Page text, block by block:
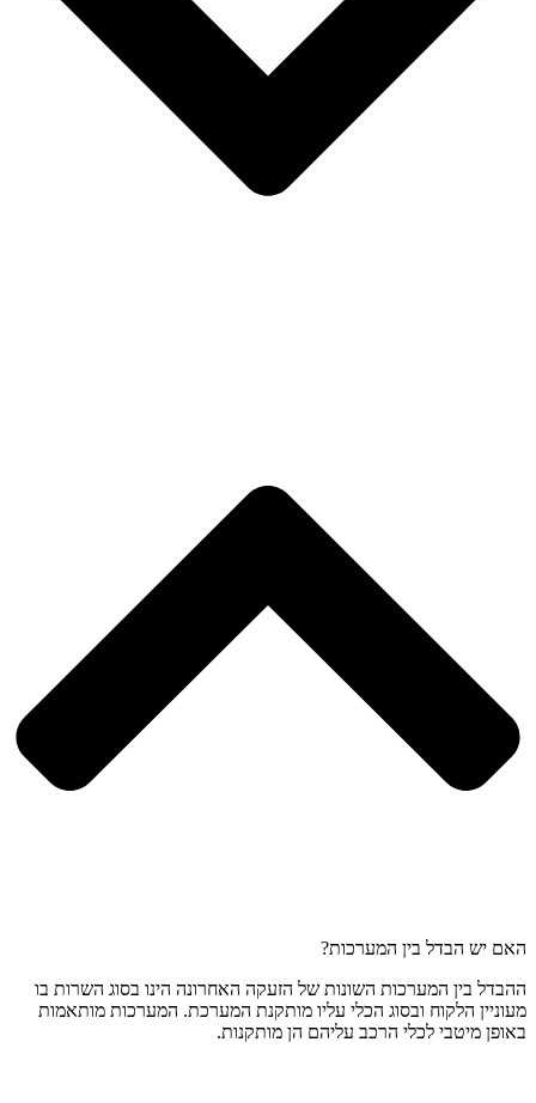
האם יש הבדל בין המערכות?
ההבדל בין המערכות השונות של הזעקה האחרונה הינו בסוג השרות בו
מעוניין הלקוח ובסוג הכלי עליו מותקנת המערכת. המערכות מותאמות
באופן מיטבי לכלי הרכב עליהם הן מותקנות.